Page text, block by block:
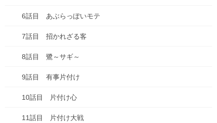
6話目 あぶらっぽいモテ
7話目 招かれざる客
8話目 鷺～サギ～
9話目 有事片付け
10話目 片付け心
11話目 片付け大戦